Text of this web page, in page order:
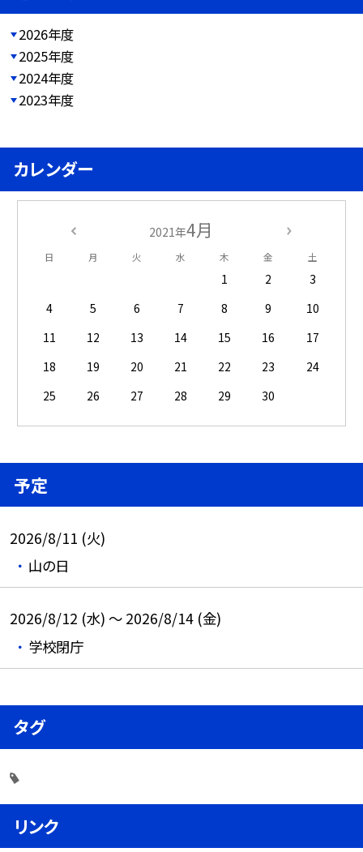
2026年度
2025年度
2024年度
2023年度
カレンダー
2021年4月
日 月 火 水 木 金 土
1 2
3
4
5 6 7 8 9
10
11
12 13 14 15 16
17
18
19 20 21 22 23
24
25
26 27 28 29 30
予定
2026/8/11 (火)
山の日
2026/8/12 (水) ～ 2026/8/14 (金)
学校閉庁
タグ
リンク